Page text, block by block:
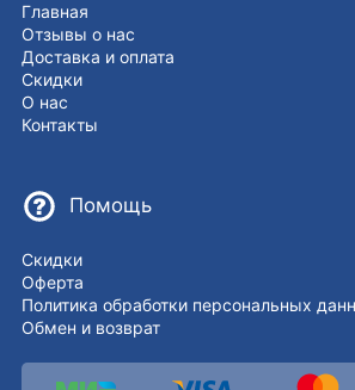
Главная
Отзывы о нас
Доставка и оплата
Скидки
О нас
Контакты
Помощь
Скидки
Оферта
Политика обработки персональных
Обмен и возврат